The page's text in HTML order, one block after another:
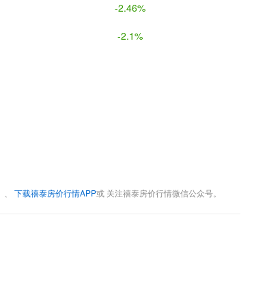
-2.46%
-2.1%
下载禧泰房价行情APP或 关注禧泰房价行情微信公众号。